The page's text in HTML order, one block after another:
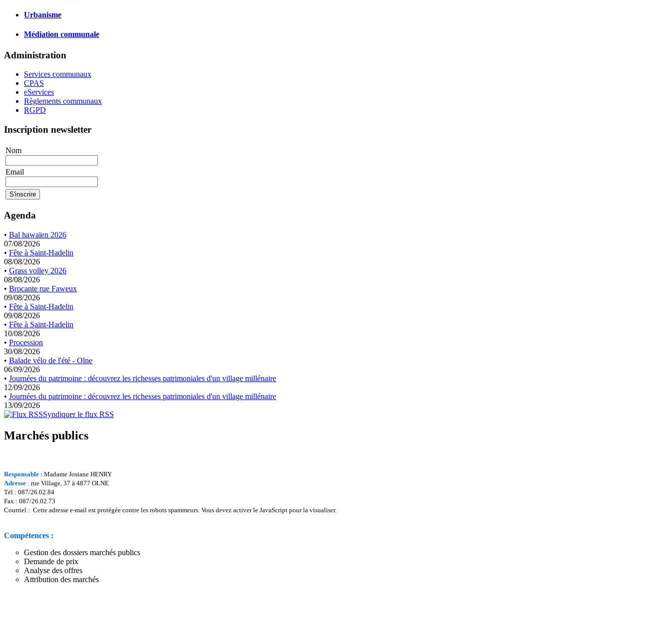
Urbanisme
Médiation communale
Administration
Services communaux
CPAS
eServices
Règlements communaux
RGPD
Inscription newsletter
Nom
Email
Agenda
• Bal hawaïen 2026
07/08/2026
• Fête à Saint-Hadelin
08/08/2026
• Grass volley 2026
08/08/2026
• Brocante rue Faweux
09/08/2026
• Fête à Saint-Hadelin
09/08/2026
• Fête à Saint-Hadelin
10/08/2026
• Procession
30/08/2026
• Balade vélo de l'été - Olne
06/09/2026
• Journées du patrimoine : découvrez les richesses patrimoniales d'un village millénaire
12/09/2026
• Journées du patrimoine : découvrez les richesses patrimoniales d'un village millénaire
13/09/2026
Syndiquer le flux RSS
Marchés publics
Responsable : Madame Josiane HENRY
Adresse : rue Village, 37 à 4877 OLNE
Tél : 087/26.02.84
Fax : 087/26.02.73
Courriel : Cette adresse e-mail est protégée contre les robots spammeurs. Vous devez activer le JavaScript pour la visualiser.
Compétences :
Gestion des dossiers marchés publics
Demande de prix
Analyse des offres
Attribution des marchés